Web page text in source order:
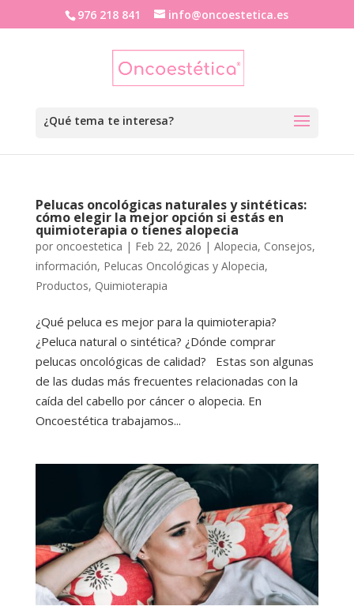
976 218 841 info@oncoestetica.es
Pelucas oncológicas naturales y sintéticas:
cómo elegir la mejor opción si estás en
quimioterapia o tienes alopecia
por oncoestetica | Feb 22, 2026 | Alopecia, Consejos,
información, Pelucas Oncológicas y Alopecia,
Productos, Quimioterapia
¿Qué peluca es mejor para la quimioterapia?
¿Peluca natural o sintética? ¿Dónde comprar
pelucas oncológicas de calidad? Estas son algunas
de las dudas más frecuentes relacionadas con la
caída del cabello por cáncer o alopecia. En
Oncoestética trabajamos...